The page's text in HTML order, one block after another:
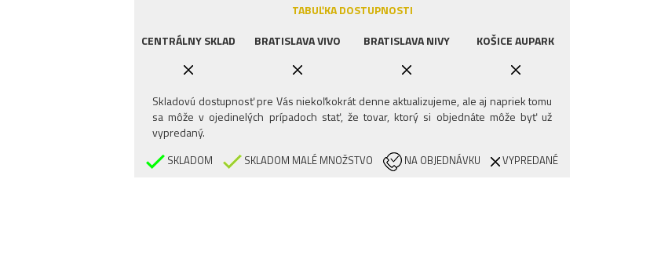
TABUĽKA DOSTUPNOSTI
CENTRÁLNY SKLAD
BRATISLAVA VIVO BRATISLAVA NIVY KOŠICE AUPARK
Skladovú dostupnosť pre Vás niekoľkokrát denne aktualizujeme, ale aj napriek tomu
sa môže v ojedinelých prípadoch stať, že tovar, ktorý si objednáte môže byť už
vypredaný.
SKLADOM SKLADOM MALÉ MNOŽSTVO NA OBJEDNÁVKU VYPREDANÉ